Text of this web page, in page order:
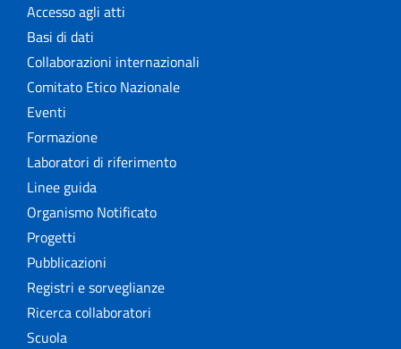
Accesso agli atti
Basi di dati
Collaborazioni internazionali
Comitato Etico Nazionale
Eventi
Formazione
Laboratori di riferimento
Linee guida
Organismo Notificato
Progetti
Pubblicazioni
Registri e sorveglianze
Ricerca collaboratori
Scuola